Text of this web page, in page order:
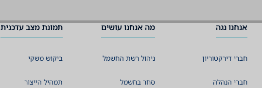
אנחנו נגה
חברי דירקטוריון
חברי הנהלה
מה אנחנו עושים
ניהול רשת החשמל
סחר בחשמל
תמונת מצב עדכנית
ביקוש משקי
תמהיל הייצור